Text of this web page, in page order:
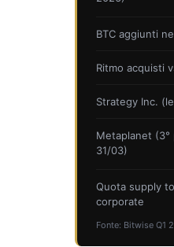
BTC aggiunti
Ritmo acquisti
Strategy Inc.
Metaplanet (3°
31/03)
Quota supply
corporate
Fonte: Bitwise Q1